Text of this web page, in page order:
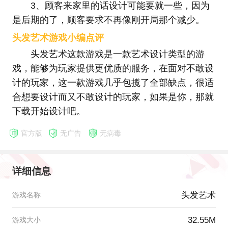
3、顾客来家里的话设计可能要就一些，因为
是后期的了，顾客要求不再像刚开局那个减少。
头发艺术游戏小编点评
头发艺术这款游戏是一款艺术设计类型的游
戏，能够为玩家提供更优质的服务，在面对不敢设
计的玩家，这一款游戏几乎包揽了全部缺点，很适
合想要设计而又不敢设计的玩家，如果是你，那就
下载开始设计吧。
官方版 无广告 无病毒
详细信息
游戏名称 头发艺术
游戏大小 32.55M